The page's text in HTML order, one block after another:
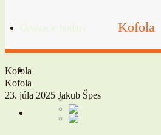
Otváracie hodiny
Vstupné
Ako k nám
Kofola
Kofola
Kofola
23. júla 2025 Jakub Špes